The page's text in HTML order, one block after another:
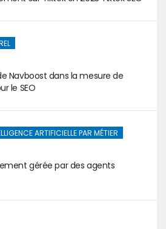
Navboost dans la mesure de
le SEO
ARTIFICIELLE PAR MÉTIER
gérée par des agents